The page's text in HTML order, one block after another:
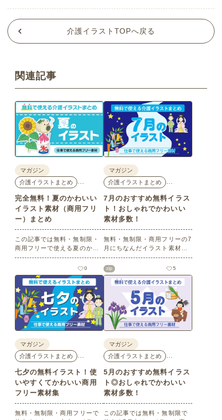
介護イラストTOPへ戻る
関連記事
マガジン
介護イラストまとめ
完全無料！夏のかわいい
イラスト素材（商用フリ
ー）まとめ
この記事では無料・無制限・
商用フリーで使える夏のかわ
いいイラスト素材を多数ご紹
介いたします。夏の花である
ひまわりや朝顔、夏祭り、花
火、七夕など夏ならではのか
わいいイラストをご用意！ポ
スターやパンフレットなどで
使いやすいテイストなので、
ぜひご活用ください。
0
マガジン
介護イラストまとめ
7月のおすすめ無料イラス
ト！おしゃれでかわいい
素材多数！
無料・無制限・商用フリーの7
月にちなんだイラスト素材を
多数ご紹介します。どれも印
刷に適した解像度で、点数制
限なしで自由に使える素材ば
かり♪どなたでもご利用いただ
けます！ぜひご活用くださ
い。
zip 5
マガジン
介護イラストまとめ
七夕の無料イラスト！使
いやすくてかわいい商用
フリー素材集
無料・無制限・商用フリーで
マガジン
介護イラストまとめ
5月のおすすめ無料イラス
ト◎おしゃれでかわいい
素材多数！
この記事では無料・無制限で